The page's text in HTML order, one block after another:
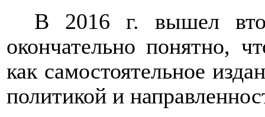
В 2016 г. вышел
окончательно понятно,
как самостоятельное
политикой и